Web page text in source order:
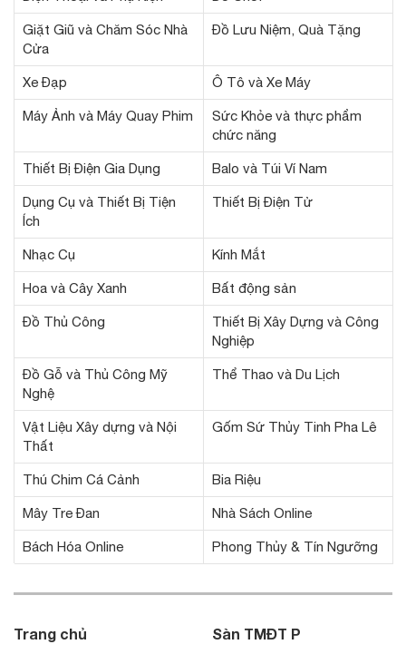
Giặt Giũ và Chăm Sóc Nhà
Cửa
Đồ Lưu Niệm, Quà Tặng
Xe Đạp Ô Tô và Xe Máy
Máy Ảnh và Máy Quay Phim
Sức Khỏe và thực phẩm
chức năng
Thiết Bị Điện Gia Dụng Balo và Túi Ví Nam
Dụng Cụ và Thiết Bị Tiện
Ích
Thiết Bị Điện Tử
Nhạc Cụ Kính Mắt
Hoa và Cây Xanh Bất động sản
Đồ Thủ Công
Thiết Bị Xây Dựng và Công
Nghiệp
Đồ Gỗ và Thủ Công Mỹ
Nghệ
Thể Thao và Du Lịch
Vật Liệu Xây dựng và Nội
Thất
Gốm Sứ Thủy Tinh Pha Lê
Thú Chim Cá Cảnh Bia Riệu
Mây Tre Đan Nhà Sách Online
Bách Hóa Online Phong Thủy & Tín Ngưỡng
Trang chủ Sàn TMĐT P